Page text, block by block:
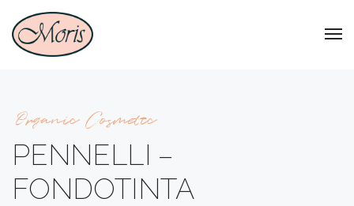
Organic Cosmetic
PENNELLI –
FONDOTINTA